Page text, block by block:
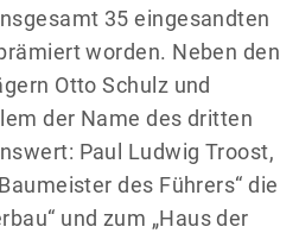
35 eingesandten
worden. Neben den
Otto Schulz und
der Name des dritten
Paul Ludwig Troost,
des Führers“ die
und zum „Haus der